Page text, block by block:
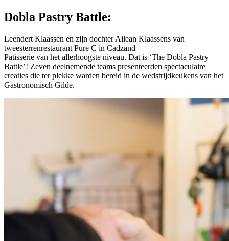
Dobla Pastry Battle:
Leendert Klaassen en zijn dochter Ailean Klaassens van
tweesterrenrestaurant Pure C in Cadzand
Patisserie van het allerhoogste niveau. Dat is ‘The Dobla Pastry
Battle’! Zeven deelnemende teams presenteerden spectaculaire
creaties die ter plekke warden bereid in de wedstrijdkeukens van het
Gastronomisch Gilde.